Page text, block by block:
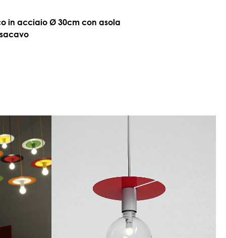
in acciaio Ø 30cm con asola